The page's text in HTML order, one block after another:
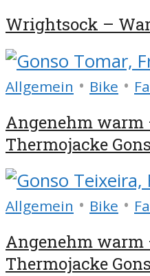
Wrightsock –
Allgemein • Bike •
Angenehm warm
Thermojacke
Allgemein • Bike •
Angenehm warm
Thermojacke